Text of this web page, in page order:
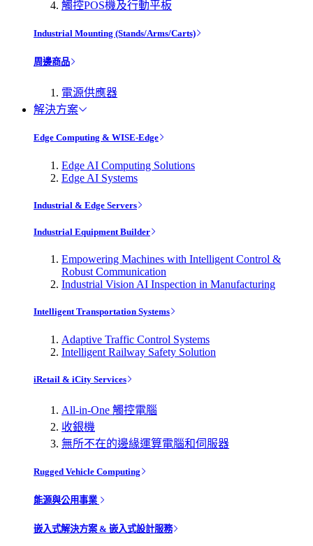
觸控POS機及行動平板
Industrial Mounting (Stands/Arms/Carts)
周邊商品
電源供應器
解決方案
Edge Computing & WISE-Edge
Edge AI Computing Solutions
Edge AI Systems
Industrial & Edge Servers
Industrial Equipment Builder
Empowering Machines with Intelligent Control &
Robust Communication
Industrial Vision AI Inspection in Manufacturing
Intelligent Transportation Systems
Adaptive Traffic Control Systems
Intelligent Railway Safety Solution
iRetail & iCity Services
All-in-One 觸控電腦
收銀機
無所不在的邊緣運算電腦和伺服器
Rugged Vehicle Computing
能源與公用事業
嵌入式解決方案 & 嵌入式設計服務